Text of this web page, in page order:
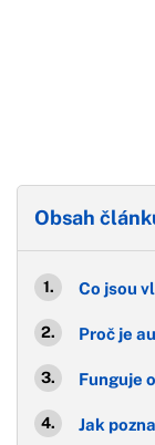
Obsah
Co jsou
Proč je
Funguje
Jak